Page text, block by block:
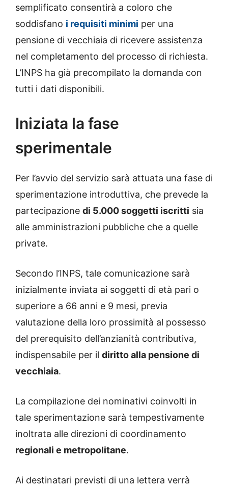
semplificato consentirà a coloro che
soddisfano i requisiti minimi per una
pensione di vecchiaia di ricevere assistenza
nel completamento del processo di richiesta.
L’INPS ha già precompilato la domanda con
tutti i dati disponibili.
Iniziata la fase
sperimentale
Per l’avvio del servizio sarà attuata una fase di
sperimentazione introduttiva, che prevede la
partecipazione di 5.000 soggetti iscritti sia
alle amministrazioni pubbliche che a quelle
private.
Secondo l’INPS, tale comunicazione sarà
inizialmente inviata ai soggetti di età pari o
superiore a 66 anni e 9 mesi, previa
valutazione della loro prossimità al possesso
del prerequisito dell’anzianità contributiva,
indispensabile per il diritto alla pensione di
vecchiaia.
La compilazione dei nominativi coinvolti in
tale sperimentazione sarà tempestivamente
inoltrata alle direzioni di coordinamento
regionali e metropolitane.
Ai destinatari previsti di una lettera verrà